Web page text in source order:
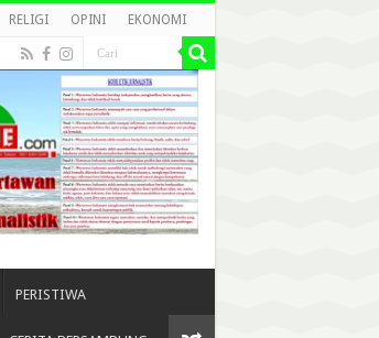
RELIGI OPINI EKONOMI
PERISTIWA